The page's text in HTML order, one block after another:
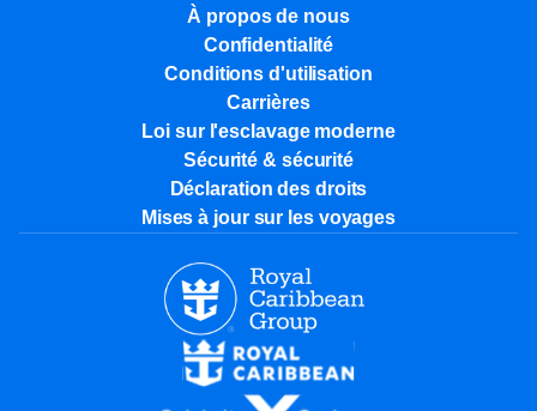
À propos de nous
Confidentialité
Conditions d'utilisation
Carrières
Loi sur l'esclavage moderne
Sécurité & sécurité
Déclaration des droits
Mises à jour sur les voyages